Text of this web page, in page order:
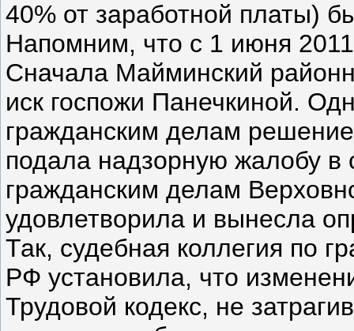
40% от заработной платы)
Напомним, что с 1 июня
Сначала Майминский
иск госпожи Панечкиной.
гражданским делам
подала надзорную жалобу в
гражданским делам
удовлетворила и вынесла
Так, судебная коллегия по
РФ установила, что
Трудовой кодекс, не